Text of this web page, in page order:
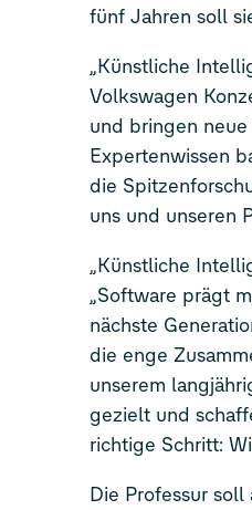
fünf Jahren soll
„Künstliche
Volkswagen
und bringen
Expertenwissen
die
uns und unseren
„Künstliche
„Software prägt
nächste
die enge
unserem
gezielt und
richtige Schritt:
Die Professur